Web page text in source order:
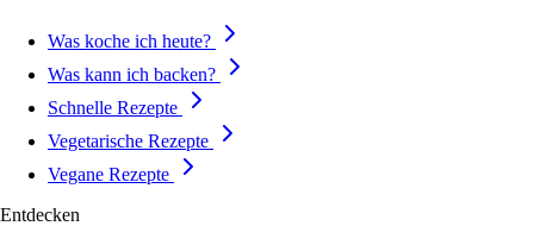
Was koche ich heute?
Was kann ich backen?
Schnelle Rezepte
Vegetarische Rezepte
Vegane Rezepte
Entdecken